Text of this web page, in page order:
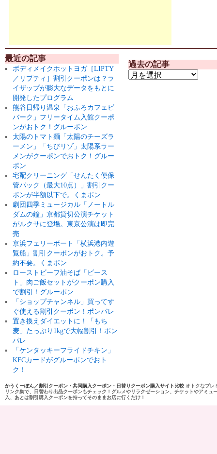
最近の記事
ボディメイクホットヨガ［LIPTY
／リプティ］割引クーポンは？ラ
イザップが膨大なデータをもとに
開発したプログラム
熊谷日帰り温泉「おふろカフェビ
バーク」フリータイム入館クーポ
ンがおトク！グルーポン
太陽のトマト麺「太陽のチーズラ
ーメン」「ちびリゾ」太陽系ラー
メンがクーポンでおトク！グルー
ポン
宅配クリーニング「せんたく便保
管パック（最大10点）」割引クー
ポンが半額以下で。くまポン
劇団四季ミュージカル「ノートル
ダムの鐘」京都貸切公演チケット
がルクサに登場。東京公演は即完
売
京浜フェリーボート「横浜港内遊
覧船」割引クーポンがおトク。予
約不要。くまポン
ローストビーフ油そば「ビース
ト」肉ご飯セットがクーポン購入
で割引！グルーポン
「ショップチャンネル」買ってす
ぐ使える割引クーポン！ポンパレ
置き換えダイエットに！「もち
麦」たっぷり1kgで大幅割引！ポン
パレ
「ケンタッキーフライドチキン」
KFCカードがグルーポンでおト
ク！
過去の記事
かうくーぽん／割引クーポン・共同購入クーポン・日替りクーポン購入サイト比較 オトクなプレ
リンク集で、日替わり出品クーポンもチェック！グルメやリラクゼーション、チケットやアミ
入、あとは割引購入クーポンを持ってそのままお店に行くだけ！